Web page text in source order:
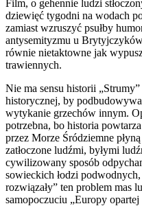
Film, o gehennie ludzi
dziewięć tygodni na wodach
zamiast wzruszyć psułby
antysemityzmu u
równie nietaktowne jak
trawiennych.
Nie ma sensu historii
historycznej, by
wytykanie grzechów innym.
potrzebna, bo historia
przez Morze Śródziemne
zatłoczone ludźmi, byłymi
cywilizowany sposób
sowieckich łodzi
rozwiązały” ten problem mas
samopoczuciu „Europy